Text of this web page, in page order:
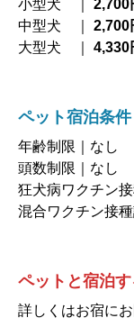
小型犬 ｜ 2,700
中型犬 ｜ 2,700
大型犬 ｜ 4,330
ペット宿泊条件
年齢制限｜なし
頭数制限｜なし
狂犬病ワクチン
混合ワクチン接
ペットと宿泊
詳しくはお宿に